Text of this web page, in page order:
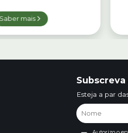
Saber mais
Esteja a par